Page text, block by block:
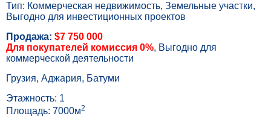
Тип: Коммерческая недвижимость, Земельные участки,
Выгодно для инвестиционных проектов
Продажа: $7 750 000
Для покупателей комиссия 0%, Выгодно для
коммерческой деятельности
Грузия, Аджария, Батуми
Этажность: 1
Площадь: 7000м2